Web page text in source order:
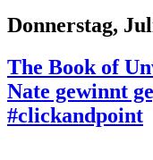
Donnerstag,
The Book of
Nate gewinnt
#clickandpoint